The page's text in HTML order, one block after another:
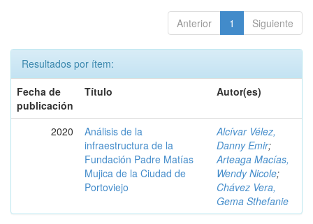
Anterior 1 Siguiente
Resultados por ítem:
Fecha de
publicación
Título Autor(es)
2020
Análisis de la
infraestructura de la
Fundación Padre Matías
Mujica de la Ciudad de
Portoviejo
Alcívar Vélez,
Danny Emir;
Arteaga Macías,
Wendy Nicole;
Chávez Vera,
Gema Sthefanie